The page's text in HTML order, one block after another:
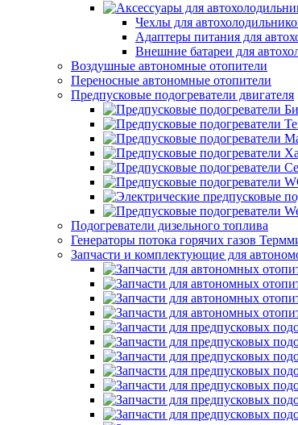
Чехлы для
Адаптеры питания для
Внешние батареи для
Воздушные автономные отопители
Переносные автономные отопители
Предпусковые подогреватели двигателя
Подогреватели дизельного топлива
Генераторы потока горячих газов
Запчасти и комплектующие для